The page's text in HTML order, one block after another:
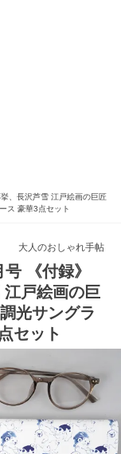
、長沢芦雪 江戸絵画の巨匠
ス 豪華3点セット
大人のおしゃれ手帖
《付録》
戸絵画の巨
光サングラ
セット